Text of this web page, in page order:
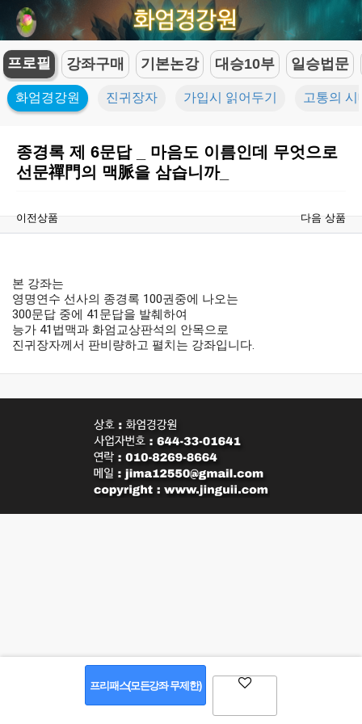
프로필 강좌구매 기본논강 대승10부 일승법문
화엄경강원 진귀장자 가입시 읽어두기 고통의 시
종경록 제 6문답 _ 마음도 이름인데 무엇으로
선문禪門의 맥脈을 삼습니까_
이전상품 다음 상품
본 강좌는
영명연수 선사의 종경록 100권중에 나오는
300문답 중에 41문답을 발췌하여
능가 41법맥과 화엄교상판석의 안목으로
진귀장자께서 판비량하고 펼치는 강좌입니다.